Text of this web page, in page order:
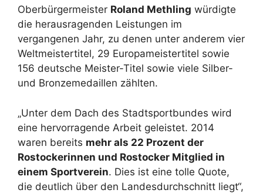
Oberbürgermeister Roland Methling würdigte
die herausragenden Leistungen im
vergangenen Jahr, zu denen unter anderem vier
Weltmeistertitel, 29 Europameistertitel sowie
156 deutsche Meister-Titel sowie viele Silber-
und Bronzemedaillen zählten.
„Unter dem Dach des Stadtsportbundes wird
eine hervorragende Arbeit geleistet. 2014
waren bereits mehr als 22 Prozent der
Rostockerinnen und Rostocker Mitglied in
einem Sportverein. Dies ist eine tolle Quote,
die deutlich über den Landesdurchschnitt liegt“,